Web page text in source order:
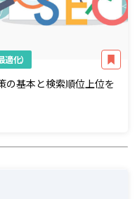
化）
の基本と検索順位上位を